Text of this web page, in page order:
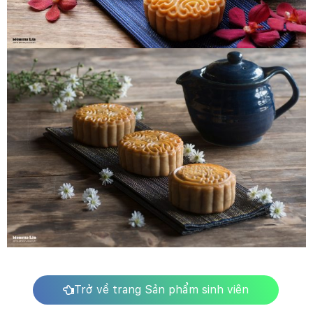
Trở về trang Sản phẩm sinh viên